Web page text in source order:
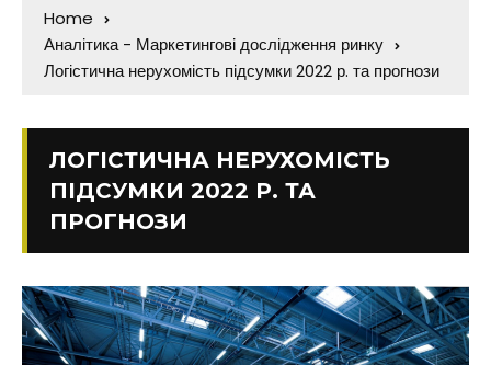
Home
Аналітика - Маркетингові дослідження ринку
Логістична нерухомість підсумки 2022 р. та прогнози
ЛОГІСТИЧНА НЕРУХОМІСТЬ
ПІДСУМКИ 2022 Р. ТА
ПРОГНОЗИ